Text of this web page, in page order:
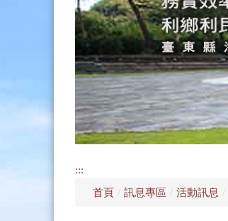
:::
首頁 / 訊息專區 / 活動訊息 /